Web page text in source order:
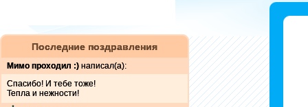
Последние поздравления
Мимо проходил :) написал(а):
Спасибо! И тебе тоже!
Тепла и нежности!